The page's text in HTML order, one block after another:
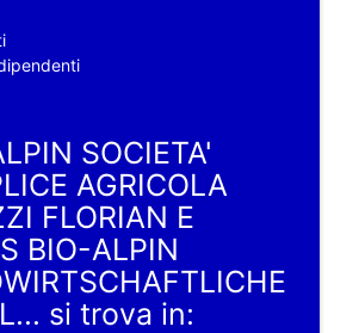
SOCIETA'
AGRICOLA
FLORIAN E
BIO-ALPIN
si trova in: